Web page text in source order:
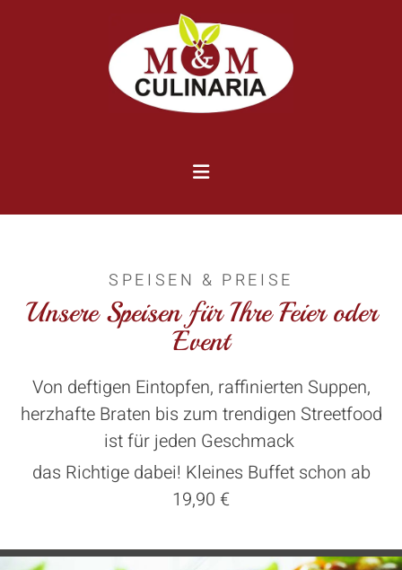
SPEISEN & PREISE
Unsere Speisen für Ihre Feier oder
Event
Von deftigen Eintopfen, raffinierten Suppen,
herzhafte Braten bis zum trendigen Streetfood
ist für jeden Geschmack
das Richtige dabei! Kleines Buffet schon ab
19,90 €